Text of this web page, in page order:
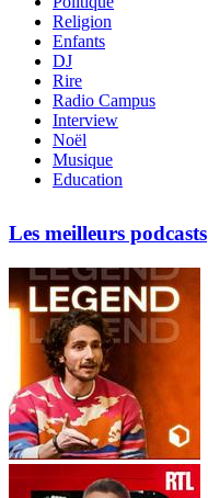
Religion
Enfants
DJ
Rire
Radio Campus
Interview
Noël
Musique
Education
Les meilleurs podcasts